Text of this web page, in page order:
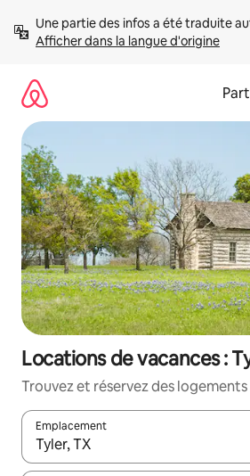
directement
Afficher dans la langue d'origine
Locations de vacances :
Trouvez et réservez des
Emplacement
Quand les résultats sont affichés,